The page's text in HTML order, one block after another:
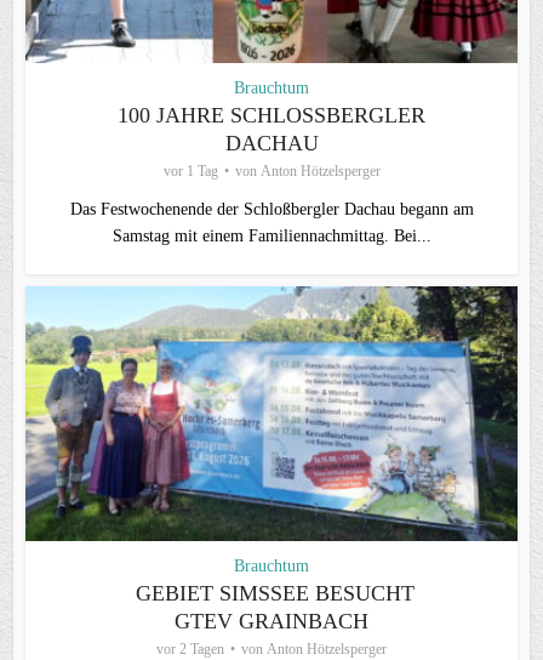
Brauchtum
100 JAHRE SCHLOSSBERGLER D
ACHAU
vor 1 Tag von Anton Hötzelsperger
Das Festwochenende der Schloßbergler Dachau begann am
Samstag mit einem Familiennachmittag. Bei...
Brauchtum
GEBIET SIMSSEE BESUCHT
GTEV GRAINBACH
vor 2 Tagen von Anton Hötzelsperger